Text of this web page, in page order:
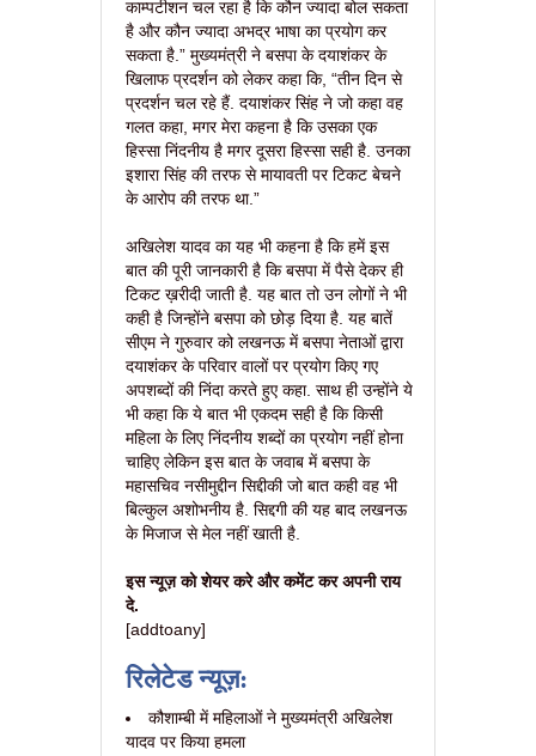
काम्पटीशन चल रहा है कि कौन ज्यादा बोल सकता
है और कौन ज्यादा अभद्र भाषा का प्रयोग कर
सकता है.” मुख्यमंत्री ने बसपा के दयाशंकर के
खिलाफ प्रदर्शन को लेकर कहा कि, “तीन दिन से
प्रदर्शन चल रहे हैं. दयाशंकर सिंह ने जो कहा वह
गलत कहा, मगर मेरा कहना है कि उसका एक
हिस्सा निंदनीय है मगर दूसरा हिस्सा सही है. उनका
इशारा सिंह की तरफ से मायावती पर टिकट बेचने
के आरोप की तरफ था.”
अखिलेश यादव का यह भी कहना है कि हमें इस
बात की पूरी जानकारी है कि बसपा में पैसे देकर ही
टिकट ख़रीदी जाती है. यह बात तो उन लोगों ने भी
कही है जिन्होंने बसपा को छोड़ दिया है. यह बातें
सीएम ने गुरुवार को लखनऊ में बसपा नेताओं द्वारा
दयाशंकर के परिवार वालों पर प्रयोग किए गए
अपशब्दों की निंदा करते हुए कहा. साथ ही उन्होंने ये
भी कहा कि ये बात भी एकदम सही है कि किसी
महिला के लिए निंदनीय शब्दों का प्रयोग नहीं होना
चाहिए लेकिन इस बात के जवाब में बसपा के
महासचिव नसीमुद्दीन सिद्दीकी जो बात कही वह भी
बिल्कुल अशोभनीय है. सिद्दगी की यह बाद लखनऊ
के मिजाज से मेल नहीं खाती है.
इस न्यूज़ को शेयर करे और कमेंट कर अपनी राय
दे.
[addtoany]
रिलेटेड न्यूज़:
कौशाम्बी में महिलाओं ने मुख्यमंत्री अखिलेश
यादव पर किया हमला